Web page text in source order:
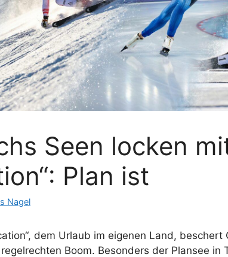
Seen locken
Plan ist
Nagel
dem Urlaub im eigenen Land, beschert
Boom. Besonders der Plansee in